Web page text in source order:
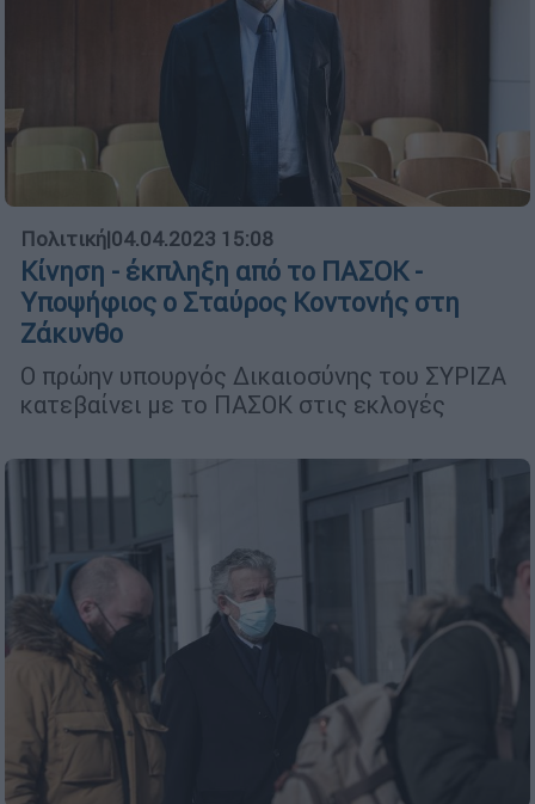
Πολιτική|04.04.2023 15:08
Κίνηση - έκπληξη από το ΠΑΣΟΚ -
Υποψήφιος ο Σταύρος Κοντονής στη
Ζάκυνθο
Ο πρώην υπουργός Δικαιοσύνης του ΣΥΡΙΖΑ
κατεβαίνει με το ΠΑΣΟΚ στις εκλογές